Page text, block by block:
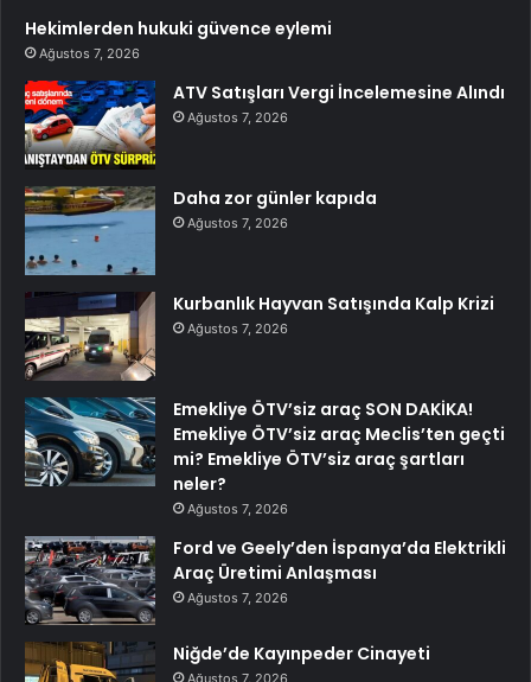
Hekimlerden hukuki güvence eylemi
Ağustos 7, 2026
ATV Satışları Vergi İncelemesine Alındı
Ağustos 7, 2026
Daha zor günler kapıda
Ağustos 7, 2026
Kurbanlık Hayvan Satışında Kalp Krizi
Ağustos 7, 2026
Emekliye ÖTV’siz araç SON DAKİKA!
Emekliye ÖTV’siz araç Meclis’ten geçti
mi? Emekliye ÖTV’siz araç şartları
neler?
Ağustos 7, 2026
Ford ve Geely’den İspanya’da Elektrikli
Araç Üretimi Anlaşması
Ağustos 7, 2026
Niğde’de Kayınpeder Cinayeti
Ağustos 7, 2026